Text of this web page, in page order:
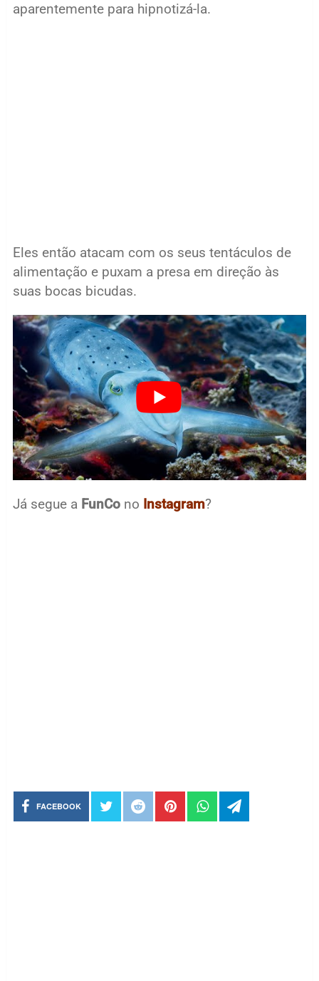
aparentemente para hipnotizá-la.
Eles então atacam com os seus tentáculos de
alimentação e puxam a presa em direção às
suas bocas bicudas.
Já segue a FunCono Instagram?
FACEBOOK